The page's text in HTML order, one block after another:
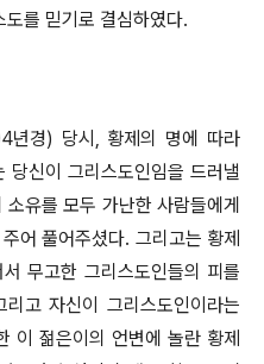
를 믿기로 결심하였다.
년경) 당시, 황제의 명에 따라
당신이 그리스도인임을 드러낼
유를 모두 가난한 사람들에게
어 풀어주셨다. 그리고는 황제
무고한 그리스도인들의 피를
고 자신이 그리스도인이라는
이 젊은이의 언변에 놀란 황제